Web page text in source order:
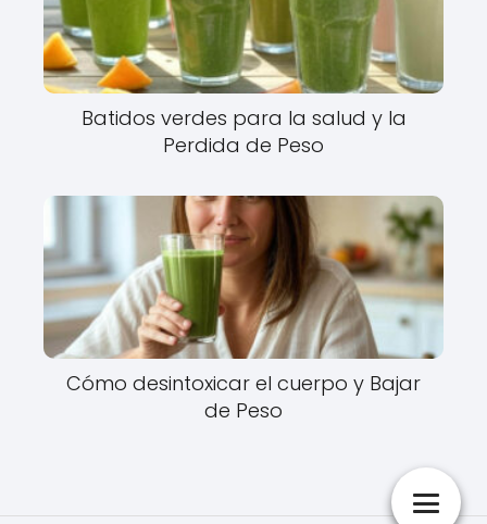
Batidos verdes para la salud y la
Perdida de Peso
Cómo desintoxicar el cuerpo y Bajar
de Peso